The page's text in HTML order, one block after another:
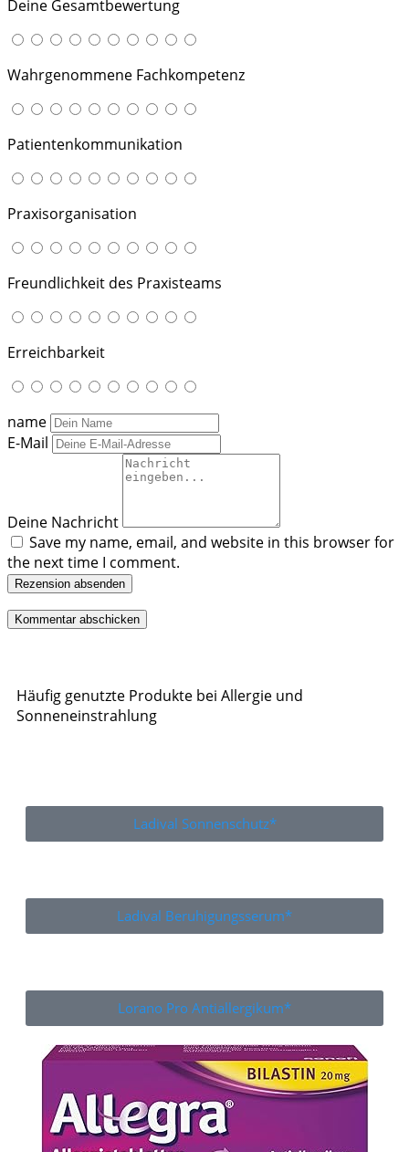
Deine Gesamtbewertung
Wahrgenommene Fachkompetenz
Patientenkommunikation
Praxisorganisation
Freundlichkeit des Praxisteams
Erreichbarkeit
name
E-Mail
Deine Nachricht
Save my name, email, and website in this browser for
the next time I comment.
Rezension absenden
Häufig genutzte Produkte bei Allergie und
Sonneneinstrahlung
Ladival Sonnenschutz*
Ladival Beruhigungsserum*
Lorano Pro Antiallergikum*